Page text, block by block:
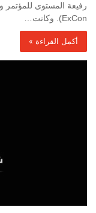
ExCon). وكانت…
أكمل القراءة »